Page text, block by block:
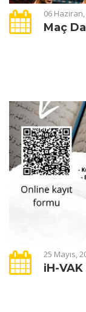
06
Maç
25 Mayıs,
iH-